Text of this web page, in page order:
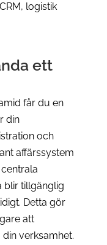
logistik
ett
får du en
din
och
affärssystem
blir tillgänglig
Detta gör
att
verksamhet.